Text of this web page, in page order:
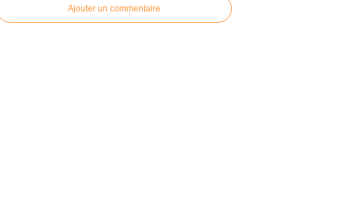
Ajouter un commentaire